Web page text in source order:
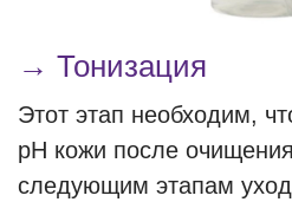
→ Тонизация
Этот этап необходим,
рН кожи после
следующим этапам